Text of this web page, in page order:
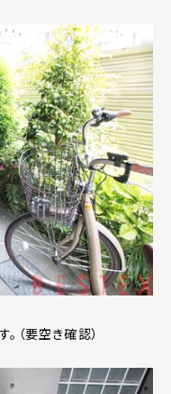
（要空き確認）